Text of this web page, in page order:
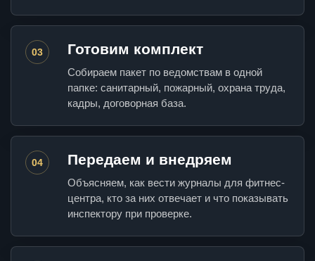
03 Готовим комплект
Собираем пакет по ведомствам в одной
папке: санитарный, пожарный, охрана труда,
кадры, договорная база.
04 Передаем и внедряем
Объясняем, как вести журналы для фитнес-
центра, кто за них отвечает и что показывать
инспектору при проверке.